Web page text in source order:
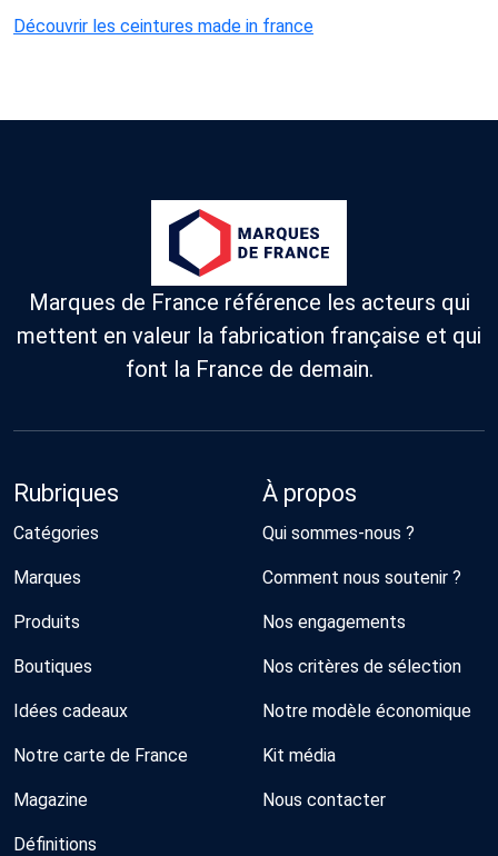
Découvrir les ceintures made in france
Marques de France référence les acteurs qui
mettent en valeur la fabrication française et qui
font la France de demain.
Rubriques
Catégories
Marques
Produits
Boutiques
Idées cadeaux
Notre carte de France
Magazine
Définitions
À propos
Qui sommes-nous ?
Comment nous soutenir ?
Nos engagements
Nos critères de sélection
Notre modèle économique
Kit média
Nous contacter